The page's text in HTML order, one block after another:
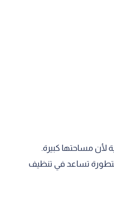
لأن مساحتها كبيرة.
تساعد في تنظيف